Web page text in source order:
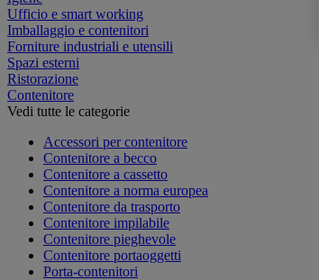
Ufficio e smart working
Imballaggio e contenitori
Forniture industriali e utensili
Spazi esterni
Ristorazione
Contenitore
Vedi tutte le categorie
Accessori per contenitore
Contenitore a becco
Contenitore a cassetto
Contenitore a norma europea
Contenitore da trasporto
Contenitore impilabile
Contenitore pieghevole
Contenitore portaoggetti
Porta-contenitori